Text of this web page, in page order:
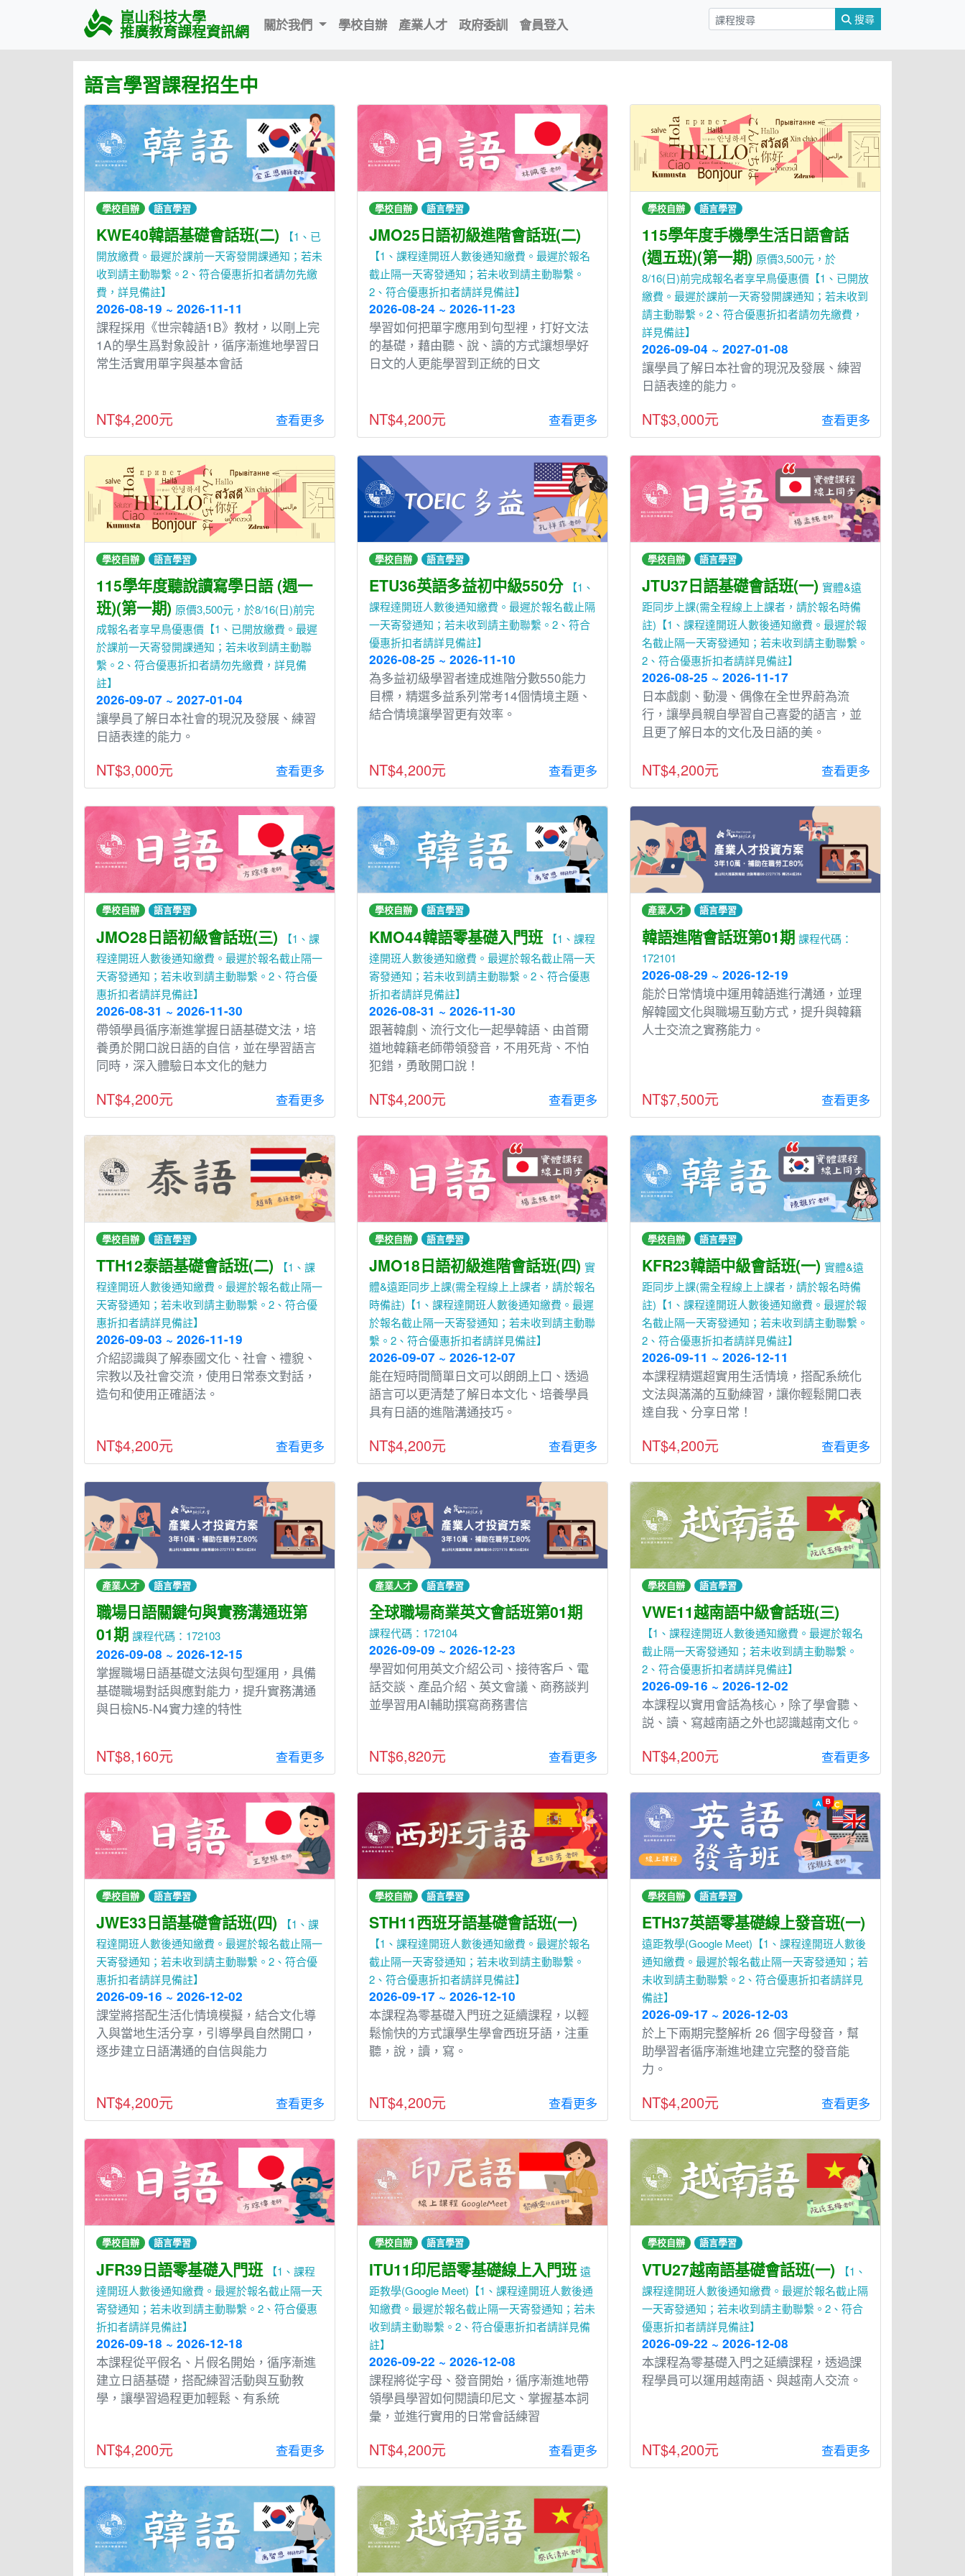
崑山科技大學
推廣教育課程資訊網 關於我們 學校自辦 產業人才 政府委訓 會員登入 搜尋
語言學習課程招生中
學校自辦 語言學習
KWE40韓語基礎會話班(二)
【1、已
開放繳費。最遲於課前一天寄發開課通知；若未
收到請主動聯繫。2、符合優惠折扣者請勿先繳
費，詳見備註】
2026-08-19 ~ 2026-11-11
課程採⽤《世宗韓語1B》教材，以剛上完
1A的學⽣爲對象設計，循序漸進地學習⽇
常⽣活實⽤單字與基本會話
NT$4,200元 查看更多
學校自辦 語言學習
JMO25日語初級進階會話班(二)
【1、課程達開班人數後通知繳費。最遲於報名
截止隔一天寄發通知；若未收到請主動聯繫。
2、符合優惠折扣者請詳見備註】
2026-08-24 ~ 2026-11-23
學習如何把單字應⽤到句型裡，打好文法
的基礎，藉由聽、說、讀的⽅式讓想學好
⽇文的⼈更能學習到正統的⽇文
NT$4,200元 查看更多
學校自辦 語言學習
115學年度手機學生活日語會話
(週五班)(第一期) 原價3,500元，於
8/16(日)前完成報名者享早鳥優惠價【1、已開放
繳費。最遲於課前一天寄發開課通知；若未收到
請主動聯繫。2、符合優惠折扣者請勿先繳費，
詳見備註】
2026-09-04 ~ 2027-01-08
讓學員了解日本社會的現況及發展、練習
日語表達的能力。
NT$3,000元 查看更多
學校自辦 語言學習
115學年度聽說讀寫學日語 (週一
班)(第一期) 原價3,500元，於8/16(日)前完
成報名者享早鳥優惠價【1、已開放繳費。最遲
於課前一天寄發開課通知；若未收到請主動聯
繫。2、符合優惠折扣者請勿先繳費，詳見備
註】
2026-09-07 ~ 2027-01-04
讓學員了解日本社會的現況及發展、練習
日語表達的能力。
NT$3,000元 查看更多
學校自辦 語言學習
ETU36英語多益初中級550分
【1、
課程達開班人數後通知繳費。最遲於報名截止隔
一天寄發通知；若未收到請主動聯繫。2、符合
優惠折扣者請詳見備註】
2026-08-25 ~ 2026-11-10
為多益初級學習者達成進階分數550能力
目標，精選多益系列常考14個情境主題、
結合情境讓學習更有效率。
NT$4,200元 查看更多
學校自辦 語言學習
JTU37日語基礎會話班(一) 實體&遠
距同步上課(需全程線上上課者，請於報名時備
註)【1、課程達開班人數後通知繳費。最遲於報
名截止隔一天寄發通知；若未收到請主動聯繫。
2、符合優惠折扣者請詳見備註】
2026-08-25 ~ 2026-11-17
⽇本戲劇、動漫、偶像在全世界蔚為流
⾏，讓學員親⾃學習⾃⼰喜愛的語⾔，並
且更了解⽇本的文化及⽇語的美。
NT$4,200元 查看更多
學校自辦 語言學習
JMO28日語初級會話班(三)
【1、課
程達開班人數後通知繳費。最遲於報名截止隔一
天寄發通知；若未收到請主動聯繫。2、符合優
惠折扣者請詳見備註】
2026-08-31 ~ 2026-11-30
帶領學員循序漸進掌握⽇語基礎文法，培
養勇於開⼝說⽇語的⾃信，並在學習語⾔
同時，深入體驗⽇本文化的魅力
NT$4,200元 查看更多
學校自辦 語言學習
KMO44韓語零基礎入門班
【1、課程
達開班人數後通知繳費。最遲於報名截止隔一天
寄發通知；若未收到請主動聯繫。2、符合優惠
折扣者請詳見備註】
2026-08-31 ~ 2026-11-30
跟著韓劇、流⾏文化⼀起學韓語、由⾸爾
道地韓籍老師帶領發⾳，不⽤死背、不怕
犯錯，勇敢開⼝說！
NT$4,200元 查看更多
產業人才 語言學習
韓語進階會話班第01期 課程代碼：
172101
2026-08-29 ~ 2026-12-19
能於日常情境中運用韓語進行溝通，並理
解韓國文化與職場互動方式，提升與韓籍
人士交流之實務能力。
NT$7,500元 查看更多
學校自辦 語言學習
TTH12泰語基礎會話班(二)
【1、課
程達開班人數後通知繳費。最遲於報名截止隔一
天寄發通知；若未收到請主動聯繫。2、符合優
惠折扣者請詳見備註】
2026-09-03 ~ 2026-11-19
介紹認識與了解泰國文化、社會、禮貌、
宗教以及社會交流，使⽤⽇常泰文對話，
造句和使⽤正確語法。
NT$4,200元 查看更多
學校自辦 語言學習
JMO18日語初級進階會話班(四) 實
體&遠距同步上課(需全程線上上課者，請於報名
時備註)【1、課程達開班人數後通知繳費。最遲
於報名截止隔一天寄發通知；若未收到請主動聯
繫。2、符合優惠折扣者請詳見備註】
2026-09-07 ~ 2026-12-07
能在短時間簡單⽇文可以朗朗上⼝、透過
語⾔可以更清楚了解⽇本文化、培養學員
具有⽇語的進階溝通技巧。
NT$4,200元 查看更多
學校自辦 語言學習
KFR23韓語中級會話班(一) 實體&遠
距同步上課(需全程線上上課者，請於報名時備
註)【1、課程達開班人數後通知繳費。最遲於報
名截止隔一天寄發通知；若未收到請主動聯繫。
2、符合優惠折扣者請詳見備註】
2026-09-11 ~ 2026-12-11
本課程精選超實用生活情境，搭配系統化
文法與滿滿的互動練習，讓你輕鬆開口表
達自我、分享日常！
NT$4,200元 查看更多
產業人才 語言學習
職場日語關鍵句與實務溝通班第
01期 課程代碼：172103
2026-09-08 ~ 2026-12-15
掌握職場日語基礎文法與句型運用，具備
基礎職場對話與應對能力，提升實務溝通
與日檢N5-N4實力達的特性
NT$8,160元 查看更多
產業人才 語言學習
全球職場商業英文會話班第01期
課程代碼：172104
2026-09-09 ~ 2026-12-23
學習如何用英文介紹公司、接待客戶、電
話交談、產品介紹、英文會議、商務談判
並學習用AI輔助撰寫商務書信
NT$6,820元 查看更多
學校自辦 語言學習
VWE11越南語中級會話班(三)
【1、課程達開班人數後通知繳費。最遲於報名
截止隔一天寄發通知；若未收到請主動聯繫。
2、符合優惠折扣者請詳見備註】
2026-09-16 ~ 2026-12-02
本課程以實⽤會話為核⼼，除了學會聽、
説、讀、寫越南語之外也認識越南文化。
NT$4,200元 查看更多
學校自辦 語言學習
JWE33日語基礎會話班(四)
【1、課
程達開班人數後通知繳費。最遲於報名截止隔一
天寄發通知；若未收到請主動聯繫。2、符合優
惠折扣者請詳見備註】
2026-09-16 ~ 2026-12-02
課堂將搭配⽣活化情境模擬，結合文化導
入與當地⽣活分享，引導學員⾃然開⼝，
逐步建立⽇語溝通的⾃信與能⼒
NT$4,200元 查看更多
學校自辦 語言學習
STH11西班牙語基礎會話班(一)
【1、課程達開班人數後通知繳費。最遲於報名
截止隔一天寄發通知；若未收到請主動聯繫。
2、符合優惠折扣者請詳見備註】
2026-09-17 ~ 2026-12-10
本課程為零基礎入⾨班之延續課程，以輕
鬆愉快的⽅式讓學⽣學會⻄班牙語，注重
聽，說，讀，寫。
NT$4,200元 查看更多
學校自辦 語言學習
ETH37英語零基礎線上發音班(一)
遠距教學(Google Meet)【1、課程達開班人數後
通知繳費。最遲於報名截止隔一天寄發通知；若
未收到請主動聯繫。2、符合優惠折扣者請詳見
備註】
2026-09-17 ~ 2026-12-03
於上下兩期完整解析 26 個字⺟發⾳，幫
助學習者循序漸進地建立完整的發⾳能
⼒。
NT$4,200元 查看更多
學校自辦 語言學習
JFR39日語零基礎入門班
【1、課程
達開班人數後通知繳費。最遲於報名截止隔一天
寄發通知；若未收到請主動聯繫。2、符合優惠
折扣者請詳見備註】
2026-09-18 ~ 2026-12-18
本課程從平假名、片假名開始，循序漸進
建立⽇語基礎，搭配練習活動與互動教
學，讓學習過程更加輕鬆、有系統
NT$4,200元 查看更多
學校自辦 語言學習
ITU11印尼語零基礎線上入門班 遠
距教學(Google Meet)【1、課程達開班人數後通
知繳費。最遲於報名截止隔一天寄發通知；若未
收到請主動聯繫。2、符合優惠折扣者請詳見備
註】
2026-09-22 ~ 2026-12-08
課程將從字⺟、發⾳開始，循序漸進地帶
領學員學習如何閱讀印尼文、掌握基本詞
彙，並進⾏實⽤的⽇常會話練習
NT$4,200元 查看更多
學校自辦 語言學習
VTU27越南語基礎會話班(一)
【1、
課程達開班人數後通知繳費。最遲於報名截止隔
一天寄發通知；若未收到請主動聯繫。2、符合
優惠折扣者請詳見備註】
2026-09-22 ~ 2026-12-08
本課程為零基礎入⾨之延續課程，透過課
程學員可以運⽤越南語、與越南⼈交流。
NT$4,200元 查看更多